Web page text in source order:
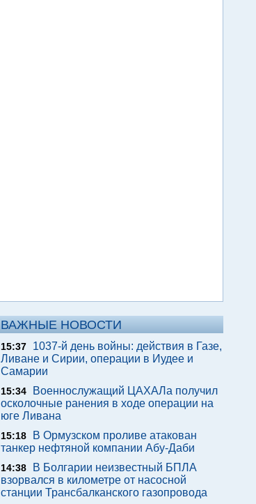
ВАЖНЫЕ НОВОСТИ
15:37
1037-й день войны: действия в Газе,
Ливане и Сирии, операции в Иудее и
Самарии
15:34
Военнослужащий ЦАХАЛа получил
осколочные ранения в ходе операции на
юге Ливана
15:18
В Ормузском проливе атакован
танкер нефтяной компании Абу-Даби
14:38
В Болгарии неизвестный БПЛА
взорвался в километре от насосной
станции Трансбалканского газопровода